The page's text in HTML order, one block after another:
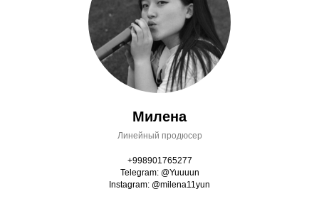
Милена
Линейный продюсер
+998901765277
Telegram: @Yuuuun
Instagram: @milena11yun